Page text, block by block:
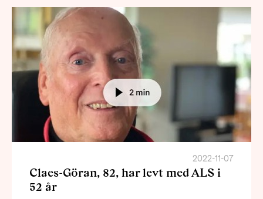
2022-11-07
Claes-Göran, 82, har levt med ALS i
52 år